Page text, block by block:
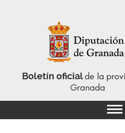
Boletín oficialde la
Granada